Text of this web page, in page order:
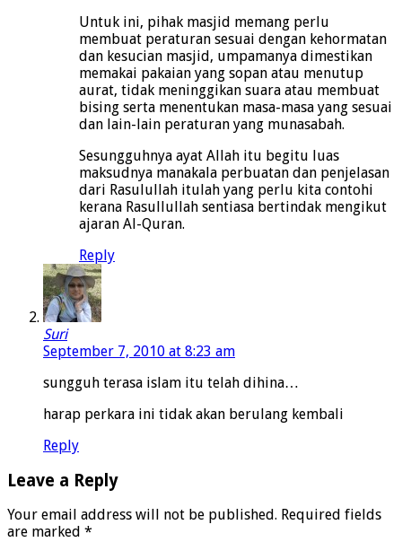
Untuk ini, pihak masjid memang perlu
membuat peraturan sesuai dengan kehormatan
dan kesucian masjid, umpamanya dimestikan
memakai pakaian yang sopan atau menutup
aurat, tidak meninggikan suara atau membuat
bising serta menentukan masa-masa yang sesuai
dan lain-lain peraturan yang munasabah.
Sesungguhnya ayat Allah itu begitu luas
maksudnya manakala perbuatan dan penjelasan
dari Rasulullah itulah yang perlu kita contohi
kerana Rasullullah sentiasa bertindak mengikut
ajaran Al-Quran.
Reply
Suri
September 7, 2010 at 8:23 am
sungguh terasa islam itu telah dihina…
harap perkara ini tidak akan berulang kembali
Reply
Leave a Reply
Your email address will not be published. Required fields
are marked *